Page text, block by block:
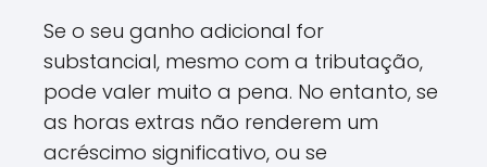
Se o seu ganho adicional for
substancial, mesmo com a tributação,
pode valer muito a pena. No entanto, se
as horas extras não renderem um
acréscimo significativo, ou se